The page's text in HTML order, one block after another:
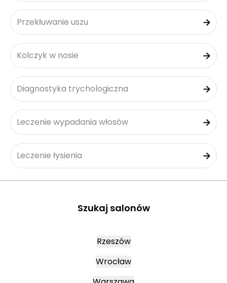
Przekłuwanie uszu
Kolczyk w nosie
Diagnostyka trychologiczna
Leczenie wypadania włosów
Leczenie łysienia
Szukaj salonów
Rzeszów
Wrocław